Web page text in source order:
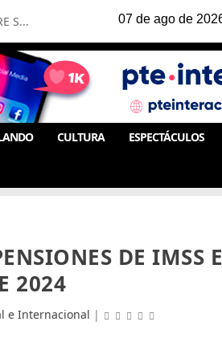
S...
CULTURA ESPECTÁCULOS
DE IMSS E
2024
e Internacional |